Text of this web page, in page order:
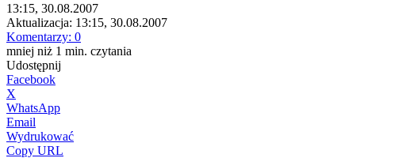
13:15, 30.08.2007
Aktualizacja: 13:15, 30.08.2007
Komentarzy: 0
mniej niż 1 min. czytania
Udostępnij
Facebook
X
WhatsApp
Email
Wydrukować
Copy URL